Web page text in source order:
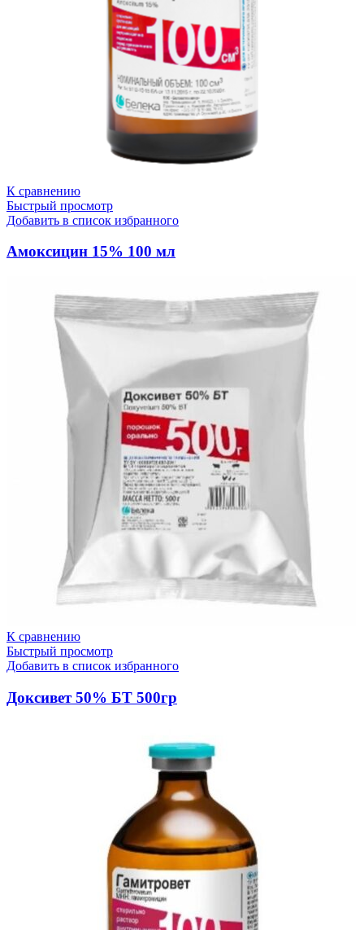
К сравнению
Быстрый просмотр
Добавить в список избранного
Амоксицин 15% 100 мл
К сравнению
Быстрый просмотр
Добавить в список избранного
Доксивет 50% БТ 500гр